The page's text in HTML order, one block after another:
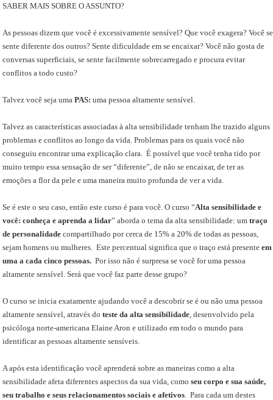
SABER MAIS SOBRE O ASSUNTO?
As pessoas dizem que você é excessivamente sensível? Que você exagera? Você se
sente diferente dos outros? Sente dificuldade em se encaixar? Você não gosta de
conversas superficiais, se sente facilmente sobrecarregado e procura evitar
conflitos a todo custo?
Talvez você seja uma PAS: uma pessoa altamente sensível.
Talvez as características associadas à alta sensibilidade tenham lhe trazido alguns
problemas e conflitos ao longo da vida. Problemas para os quais você não
conseguiu encontrar uma explicação clara. É possível que você tenha tido por
muito tempo essa sensação de ser “diferente”, de não se encaixar, de ter as
emoções a flor da pele e uma maneira muito profunda de ver a vida.
Se é este o seu caso, então este curso é para você. O curso “Alta sensibilidade e
você: conheça e aprenda a lidar” aborda o tema da alta sensibilidade: um traço
de personalidade compartilhado por cerca de 15% a 20% de todas as pessoas,
sejam homens ou mulheres. Este percentual significa que o traço está presente em
uma a cada cinco pessoas. Por isso não é surpresa se você for uma pessoa
altamente sensível. Será que você faz parte desse grupo?
O curso se inicia exatamente ajudando você a descobrir se é ou não uma pessoa
altamente sensível, através do teste da alta sensibilidade, desenvolvido pela
psicóloga norte-americana Elaine Aron e utilizado em todo o mundo para
identificar as pessoas altamente sensíveis.
A após esta identificação você aprenderá sobre as maneiras como a alta
sensibilidade afeta diferentes aspectos da sua vida, como seu corpo e sua saúde,
seu trabalho e seus relacionamentos sociais e afetivos. Para cada um destes